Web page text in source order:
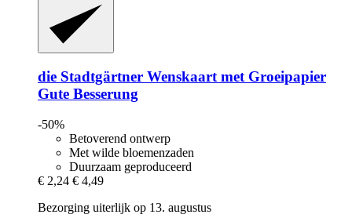
die Stadtgärtner Wenskaart met Groeipapier
Gute Besserung
-50%
Betoverend ontwerp
Met wilde bloemenzaden
Duurzaam geproduceerd
€ 2,24 € 4,49
Bezorging uiterlijk op 13. augustus